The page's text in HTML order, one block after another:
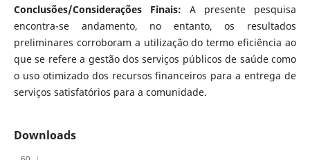
Conclusões/Considerações Finais: A presente pesquisa
encontra-se andamento, no entanto, os resultados
preliminares corroboram a utilização do termo eficiência ao
que se refere a gestão dos serviços públicos de saúde como
o uso otimizado dos recursos financeiros para a entrega de
serviços satisfatórios para a comunidade.
Downloads